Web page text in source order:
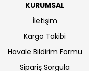
KURUMSAL
İletişim
Kargo Takibi
Havale Bildirim Formu
Sipariş Sorgula